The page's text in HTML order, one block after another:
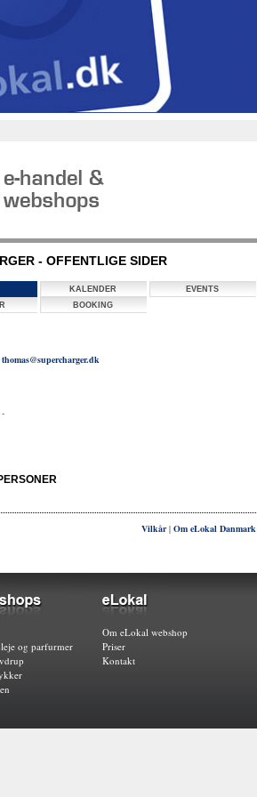
- OFFENTLIGE SIDER
KALENDER EVENTS
BOOKING
thomas@supercharger.dk
-
Vilkår| Om eLokal Danmark
og parfurmer
Om eLokal webshop
Priser
Kontakt